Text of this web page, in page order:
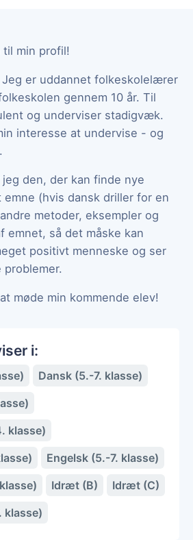
til min profil!
er uddannet folkeskolelærer
gennem 10 år. Til
og underviser stadigvæk.
interesse at undervise - og
den, der kan finde nye
(hvis dansk driller for en
metoder, eksempler og
emnet, så det måske kan
positivt menneske og ser
møde min kommende elev!
i:
Dansk (5.-7. klasse)
klasse)
Engelsk (5.-7. klasse)
Idræt (B)
Idræt (C)
klasse)